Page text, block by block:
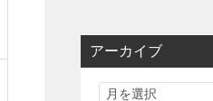
アーカイブ